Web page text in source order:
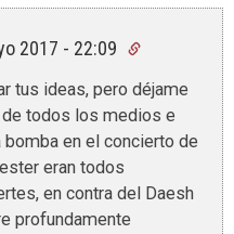
2017 - 22:09
tus ideas, pero déjame
todos los medios e
en el concierto de
eran todos
en contra del Daesh
profundamente